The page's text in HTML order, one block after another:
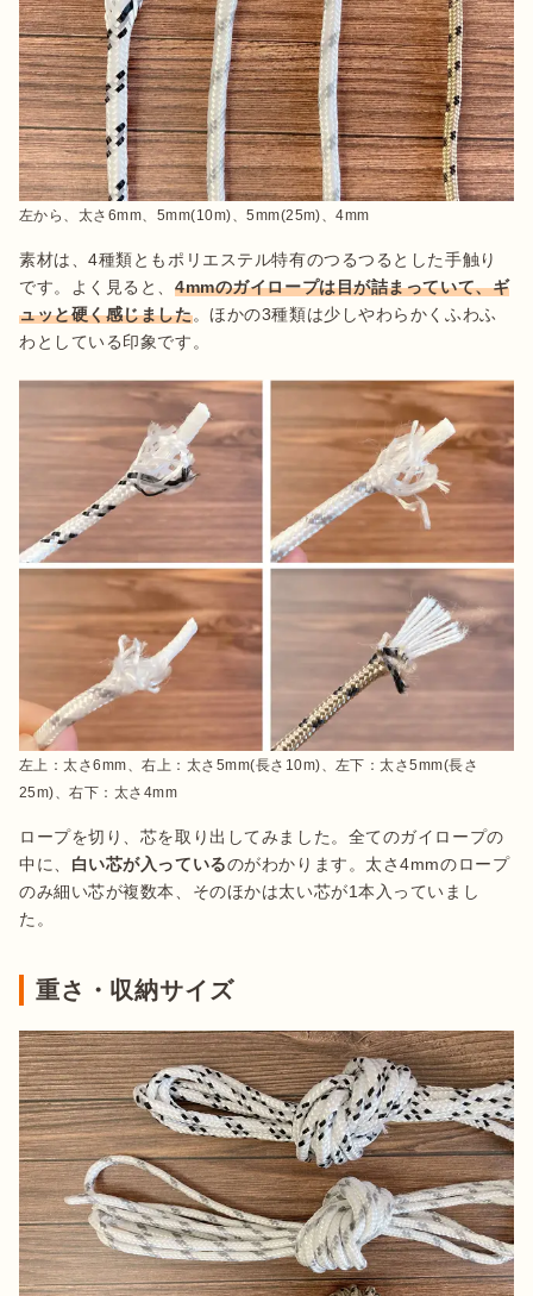
左から、太さ6mm、5mm(10m)、5mm(25m)、4mm
素材は、4種類ともポリエステル特有のつるつるとした手触り
です。よく見ると、4mmのガイロープは目が詰まっていて、ギ
ュッと硬く感じました。ほかの3種類は少しやわらかくふわふ
わとしている印象です。
左上：太さ6mm、右上：太さ5mm(長さ10m)、左下：太さ5mm(長さ
25m)、右下：太さ4mm
ロープを切り、芯を取り出してみました。全てのガイロープの
中に、 白い芯が入っているのがわかります。太さ4mmのロープ
のみ細い芯が複数本、そのほかは太い芯が1本入っていまし
た。
重さ・収納サイズ